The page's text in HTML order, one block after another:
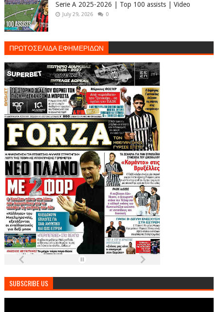
Serie A 2025-2026 | Top 100 assists | Video
July 29, 2026 0
ΠΡΩΤΟΣΕΛΙΔΑ ΕΦΗΜΕΡΙΔΩΝ
SUBSCRIBE US